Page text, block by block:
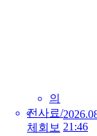
전
체
사
회
의
료/
보 21:46